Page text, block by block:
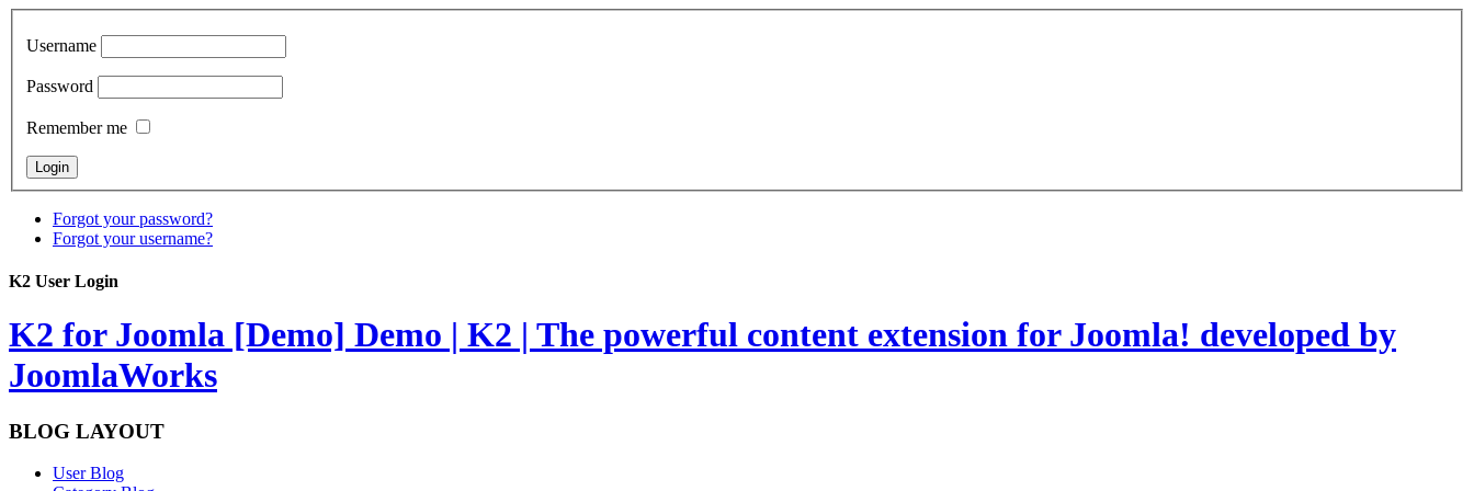
Username
Password
Remember me
Forgot your password?
Forgot your username?
K2 User Login
K2 for Joomla [Demo] Demo | K2 | The powerful content extension for Joomla! developed by
JoomlaWorks
BLOG LAYOUT
User Blog